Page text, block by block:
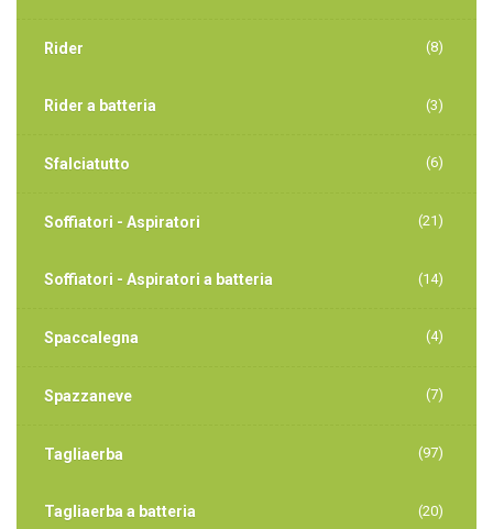
Rider (8)
Rider a batteria (3)
Sfalciatutto (6)
Soffiatori - Aspiratori (21)
Soffiatori - Aspiratori a batteria (14)
Spaccalegna (4)
Spazzaneve (7)
Tagliaerba (97)
Tagliaerba a batteria (20)